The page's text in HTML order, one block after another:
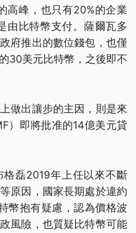
高峰，也只有20%的企業
由比特幣支付。薩爾瓦多
府推出的數位錢包，也僅
30美元比特幣，之後即不
做出讓步的主因，則是來
）即將批准的14億美元貸
磊2019年上任以來不斷
原因，國家長期處於違約
幣抱有疑慮，認為價格波
風險，也質疑比特幣可能